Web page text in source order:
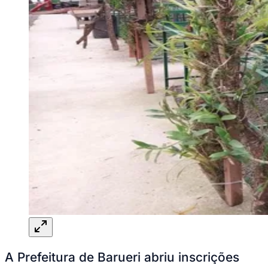
Redação Jornal de Barueri
13 de abril de 2026 às 14:39